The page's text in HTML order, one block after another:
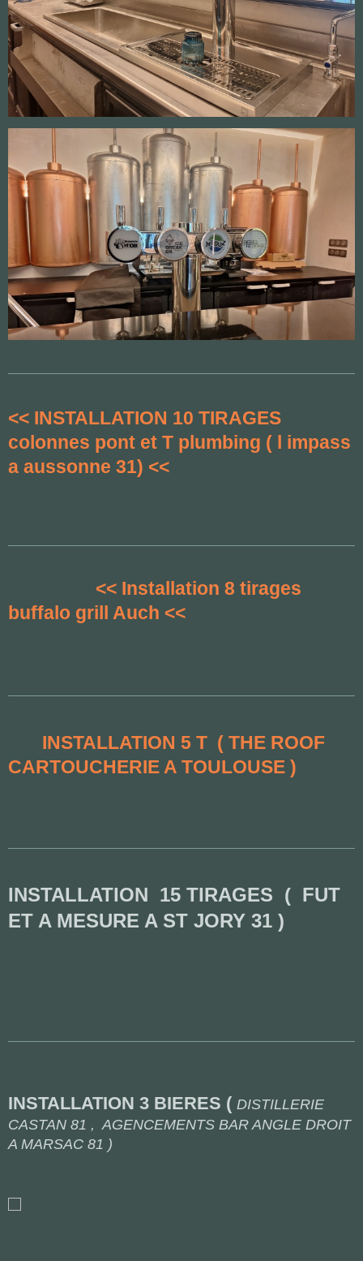
<< INSTALLATION 10 TIRAGES
colonnes pont et T plumbing ( l impass
a aussonne 31) <<
<< Installation 8 tirages
buffalo grill Auch <<
INSTALLATION 5 T ( THE ROOF
CARTOUCHERIE A TOULOUSE )
INSTALLATION 15 TIRAGES ( FUT
ET A MESURE A ST JORY 31 )
INSTALLATION 3 BIERES ( DISTILLERIE
CASTAN 81 , AGENCEMENTS BAR ANGLE DROIT
A MARSAC 81 )